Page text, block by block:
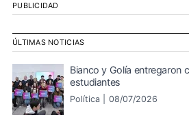
PUBLICIDAD
ÚLTIMAS NOTICIAS
Bianco y Golía entregaron
estudiantes
Política | 08/07/2026